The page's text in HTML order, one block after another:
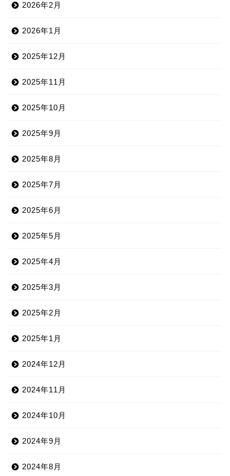
2026年2月
2026年1月
2025年12月
2025年11月
2025年10月
2025年9月
2025年8月
2025年7月
2025年6月
2025年5月
2025年4月
2025年3月
2025年2月
2025年1月
2024年12月
2024年11月
2024年10月
2024年9月
2024年8月